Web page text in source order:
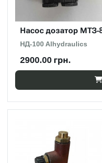
Насос дозатор
НД-100 Alhydraulics
2900.00 грн.